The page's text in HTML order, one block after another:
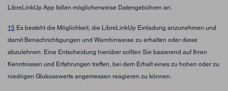
LibreLinkUp App fallen möglicherweise Datengebühren an.
15 Es besteht die Möglichkeit, die LibreLinkUp Einladung anzunehmen und
damit Benachrichtigungen und Warnhinweise zu erhalten oder diese
abzulehnen. Eine Entscheidung hierüber sollten Sie basierend auf Ihren
Kenntnissen und Erfahrungen treffen, bei dem Erhalt eines zu hohen oder zu
niedrigen Glukosewerts angemessen reagieren zu können.